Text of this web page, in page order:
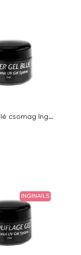
Kedvezményes 5x5ml építő UV zselé csomag Inginails Professional
INGINAILS